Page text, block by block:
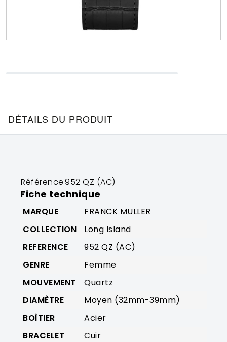
DÉTAILS DU PRODUIT
Référence952 QZ (AC)
Fiche technique
MARQUE
FRANCK MULLER
COLLECTION
Long Island
REFERENCE
952 QZ (AC)
GENRE
Femme
MOUVEMENT
Quartz
DIAMÈTRE
Moyen (32mm-39mm)
BOÎTIER
Acier
BRACELET
Cuir